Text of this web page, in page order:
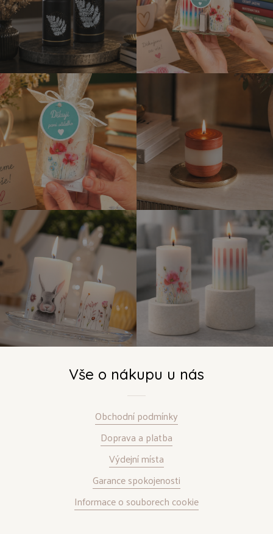
Vše o nákupu u nás
Obchodní podmínky
Doprava a platba
Výdejní místa
Garance spokojenosti
Informace o souborech cookie